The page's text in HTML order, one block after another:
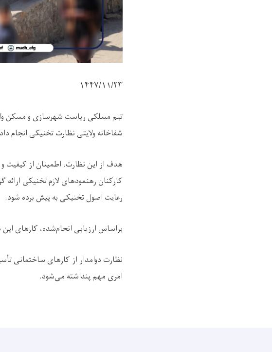
۱۴۴۷/۱۱/۲۳
تیم مسلکی ریاست شهرسازی و مسکن
شفاخانه ولایتی نظارت تخنیکی انجام
هدف از این نظارت، اطمینان از کیفیت
کارکنان رهنمودهای لازم تخنیکی
رعایت اصول تخنیکی به پیش برده شود.
براساس ارزیابی انجام‌شده، کارهای
نظارت دوامدار از کارهای
امری مهم پنداشته می‌شود.